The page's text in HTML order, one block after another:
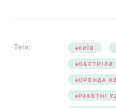
Теги: КИЇВ
ОБСТРІЛИ
ОРЕНДА
РАКЕТНІ